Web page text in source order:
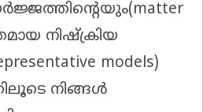
നിഷ്ക്രിയ
models)
നിങ്ങൾ